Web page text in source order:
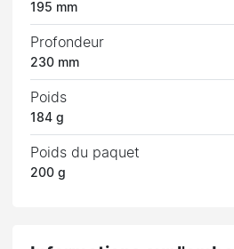
195 mm
Profondeur
230 mm
Poids
184 g
Poids du paquet
200 g